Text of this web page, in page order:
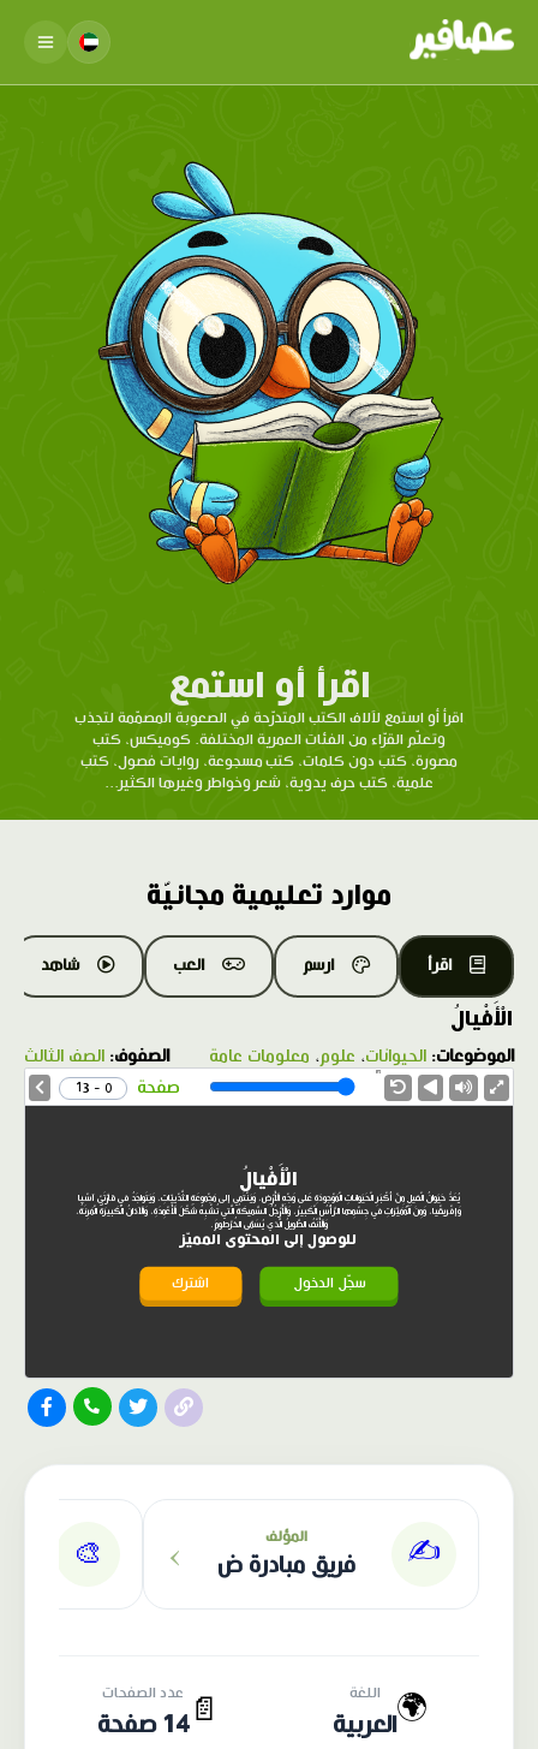
اقرأ أو استمع
اقرأ أو استمع لآلاف الكتب المتدرّحة في الصعوبة المصمّمة لتجذب
وتعلّم القرّاء من الفئات العمرية المختلفة. كوميكس، كتب
مصورة، كتب دون كلمات، كتب مسجوعة، روايات فصول، كتب
علمية، كتب حرف يدوية، شعر وخواطر وغيرها الكثير...
موارد تعليمية مجانيّة
اقرأ ارسم العب شاهد
الْأَفْيالُ
الموضوعات: الحيوانات، علوم، معلومات عامة الصفوف: الصف الثالث
صفحة 0 - 13
الْأَفْيالُ
يُعَدُّ حَيَوانُ الْفيلِ مِنْ أَكْبَرِ الْحَيَواناتِ الْمَوْجودَةِ عَلى وَجْهِ الْأَرْضِ، وَيَنْتَمي إلى مَجْموعَةِ الثَّدْيِيّاتِ، وَيَتَواجَدُ في قارَّتَيْ آسْيا
وَإفْريقْيا، وَمِنَ الْمُمَيَّزاتِ في جِسْمِها الرَّأْسُ الْكَبيرُ، وَالْأَرْجُلُ السَّميكَةُ الَّتي تُشْبِهُ شَكْلَ الْأَعْمِدَةِ، وَالْآذانُ الْكَبيرَةُ الْمَرِنَةُ،
وَالْأَنْفُ الطَّويلُ الَّذي يُسَمّى الخُرْطومَ.
للوصول إلى المحتوى المميّز
سجّل الدخول اشترك
✍️ المؤلف
فريق مبادرة ض ›
🎨
🌍 اللغة
العربية 📄
عدد الصفحات
14 صفحة